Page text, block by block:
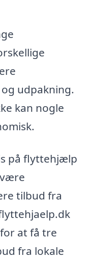
udpakning.
kan nogle
på flyttehjælp
tilbud fra
at få tre
fra lokale